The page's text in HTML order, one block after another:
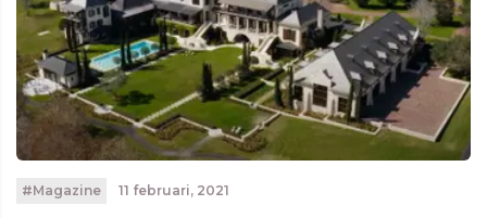
#Magazine 11 februari, 2021